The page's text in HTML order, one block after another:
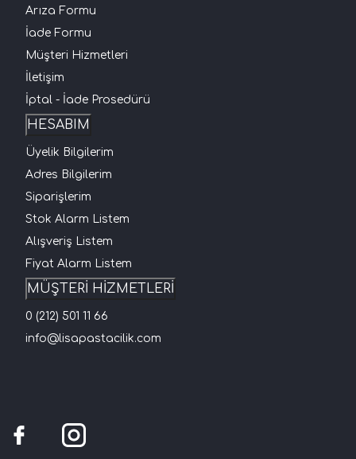
Arıza Formu
İade Formu
Müşteri Hizmetleri
İletişim
İptal - İade Prosedürü
HESABIM
Üyelik Bilgilerim
Adres Bilgilerim
Siparişlerim
Stok Alarm Listem
Alışveriş Listem
Fiyat Alarm Listem
MÜŞTERİ HİZMETLERİ
0 (212) 501 11 66
info@lisapastacilik.com